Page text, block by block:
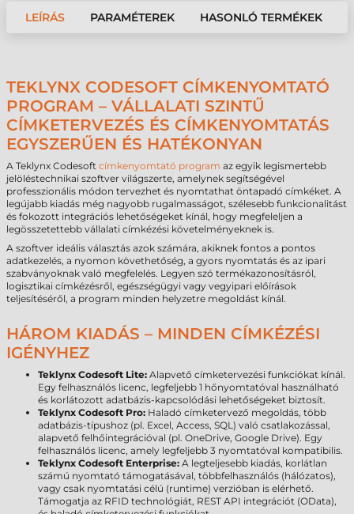
LEÍRÁS PARAMÉTEREK HASONLÓ TERMÉKEK
TEKLYNX CODESOFT CÍMKENYOMTATÓ
PROGRAM – VÁLLALATI SZINTŰ
CÍMKETERVEZÉS ÉS CÍMKENYOMTATÁS
EGYSZERŰEN ÉS HATÉKONYAN
A Teklynx Codesoft címkenyomtató program az egyik legismertebb
jelöléstechnikai szoftver világszerte, amelynek segítségével
professzionális módon tervezhet és nyomtathat öntapadó címkéket. A
legújabb kiadás még nagyobb rugalmasságot, szélesebb funkcionalitást
és fokozott integrációs lehetőségeket kínál, hogy megfeleljen a
legösszetettebb vállalati címkézési követelményeknek is.
A szoftver ideális választás azok számára, akiknek fontos a pontos
adatkezelés, a nyomon követhetőség, a gyors nyomtatás és az ipari
szabványoknak való megfelelés. Legyen szó termékazonosításról,
logisztikai címkézésről, egészségügyi vagy vegyipari előírások
teljesítéséről, a program minden helyzetre megoldást kínál.
HÁROM KIADÁS – MINDEN CÍMKÉZÉSI
IGÉNYHEZ
Teklynx Codesoft Lite: Alapvető címketervezési funkciókat kínál.
Egy felhasználós licenc, legfeljebb 1 hőnyomtatóval használható
és korlátozott adatbázis-kapcsolódási lehetőségeket biztosít.
Teklynx Codesoft Pro: Haladó címketervező megoldás, több
adatbázis-típushoz (pl. Excel, Access, SQL) való csatlakozással,
alapvető felhőintegrációval (pl. OneDrive, Google Drive). Egy
felhasználós licenc, amely legfeljebb 3 nyomtatóval kompatibilis.
Teklynx Codesoft Enterprise: A legteljesebb kiadás, korlátlan
számú nyomtató támogatásával, többfelhasználós (hálózatos),
vagy csak nyomtatási célú (runtime) verzióban is elérhető.
Támogatja az RFID technológiát, REST API integrációt (OData),